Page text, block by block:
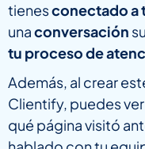
tienesconectado a
unaconversación
tu proceso de
Además, al crear
Clientify, puedes
qué página visitó